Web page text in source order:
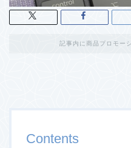
記事内に商品プロモー
Contents